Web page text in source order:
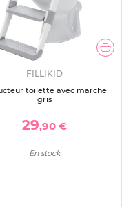
FILLIKID
toilette avec marche
gris
29,90 €
En stock